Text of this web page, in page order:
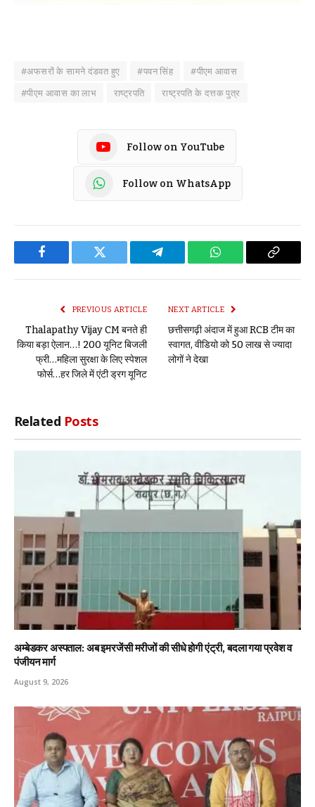
#अफसरों के सामने दंडवत हुए #पवन सिंह
#पीएम आवास
#पीएम आवास का लाभ
राष्ट्रपति राष्ट्रपति के दत्तक पुत्र
Follow on YouTube
Follow on WhatsApp
Facebook Twitter Telegram WhatsApp Copy
PREVIOUS ARTICLE
Thalapathy Vijay CM बनते ही
किया बड़ा ऐलान…! 200 यूनिट बिजली
फ्री…महिला सुरक्षा के लिए स्पेशल
फोर्स…हर जिले में एंटी ड्रग यूनिट
NEXT ARTICLE
छत्तीसगढ़ी अंदाज में हुआ RCB टीम का
स्वागत, वीडियो को 50 लाख से ज्यादा
लोगों ने देखा
Related Posts
अम्बेडकर अस्पताल: अब इमरजेंसी मरीजों की सीधे होगी एंट्री, बदला गया प्रवेश व
पंजीयन मार्ग
August 9, 2026